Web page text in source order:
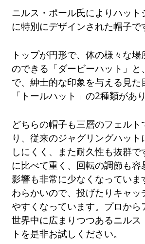
ニルス・ポール氏によりハット
に特別にデザインされた帽子で
トップが円形で、体の様々な場
のできる「ダービーハット」と
で、紳士的な印象を与える見た
「トールハット」の2種類があり
どちらの帽子も三層のフェルト
り、従来のジャグリングハッ
しにくく、また耐久性も抜群
に比べて重く、回転の調節も容
影響も非常に少なくなっていま
わらかいので、投げたりキャッ
やすくなっています。プロから
世界中に広まりつつあるニルス
トを是非お試しください。